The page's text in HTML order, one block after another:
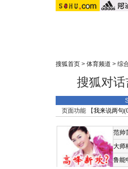
搜狐首页 > 体育频道 > 综
搜狐对
页面功能 【我来说两句(
范帅
大师
鲁能